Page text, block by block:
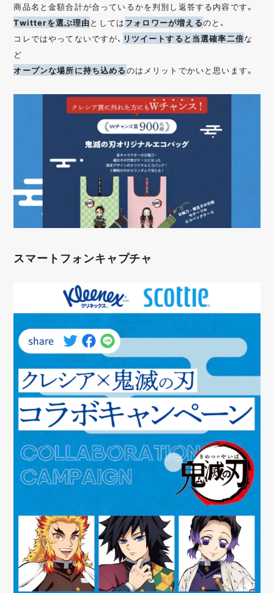
商品名と金額合計が合っているかを判別し返答する内容です。
Twitterを選ぶ理由としてはフォロワーが増えるのと、
コレではやってないですが、 リツイートすると当選確率二倍な
ど
オープンな場所に持ち込めるのはメリットでかいと思います。
スマートフォンキャプチャ